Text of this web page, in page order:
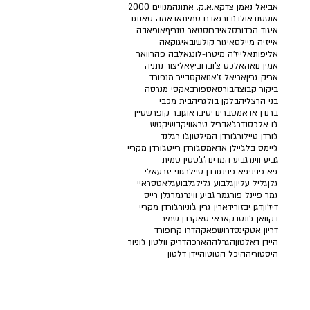
2000 מנוייםא.א.ק. אתונהאביאל נאמן צדק
אדאמה סאנוגואדם סמיתאולדנבורגאוסטנד
אופאבהאיברוסטאר טנריףאיגוד הכדורסל
איגוקאהאיגור קולשובאייזיה מיילס
אלבה פהרוואראלייז'ה מיטרו-לונגאליפות
אליצור נתניהאלכס צ'וברוביץאמין נואה
אקסבייר מנפורדאריאל ז'אנואריק גרין
באקסי מנרסהבורסאספורביקור קבוצה
בית מכביבלקן בולגריהבני הרצליה
בר קופרשטייןבראוגןברינדיסיברנדן אדאמס
בשיקטשג'אבריל טראוויקג'ו אלכסנדר
ג'ו רגלנדג'ורדן המילטוןג'ורדן טיילור
ג'ורדן מקרייג'ורדן רייטג'יילן אדאמסג'יימס בל
ג'סטין סמית'גביע המדינהגביע ווינר
גוני יזרעאליגורדן טיילרגיא פנינגיא פניני
גלאטסראייגלבועגלבוע גלילגליל עליוןגלן
גלן רייסגמרגמר גביע ווינרגמר פיינל פור
ג׳ורדן מקריידארין גרין ג'וניורדגן יבזורידיז'ון
דן שמירדקאראי טאקרדקוואן ג'ונס
דרו קרופורדדרושפאקהדריון אטקינס
דריק וולטון ג'וניורהארכההגרלההיידן דאלטון
היידן דלטוןהיכל הטוטוהיסטוריה